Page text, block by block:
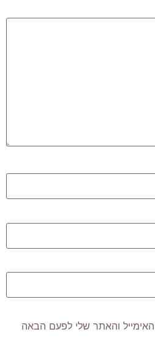
והאתר שלי לפעם הבאה